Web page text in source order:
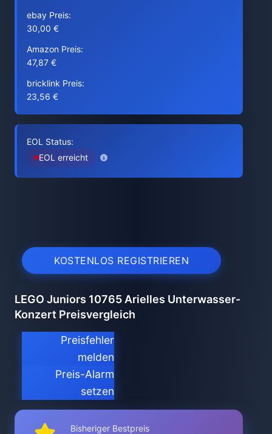
ebay Preis:
30,00 €
Amazon Preis:
47,87 €
bricklink Preis:
23,56 €
EOL Status:
EOL erreicht
KOSTENLOS REGISTRIEREN
LEGO Juniors 10765 Arielles Unterwasser-
Konzert Preisvergleich
Preisfehler
melden
Preis-Alarm
setzen
Bisheriger Bestpreis